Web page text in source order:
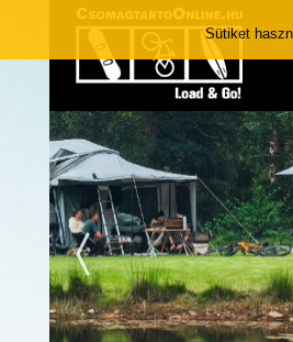
Sütiket